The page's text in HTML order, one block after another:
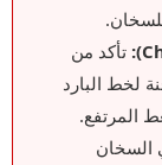
تأكد من
لخط البارد
المرتفع.
السخان